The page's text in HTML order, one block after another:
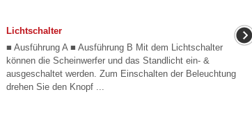
Lichtschalter
■ Ausführung A ■ Ausführung B Mit dem Lichtschalter
können die Scheinwerfer und das Standlicht ein- &
ausgeschaltet werden. Zum Einschalten der Beleuchtung
drehen Sie den Knopf ...